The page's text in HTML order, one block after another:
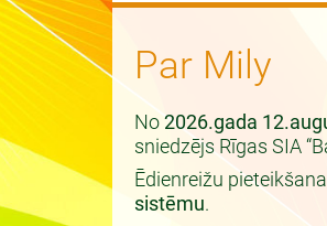
Par Mily
No 2026.gada
sniedzējs Rīgas SIA
Ēdienreižu
sistēmu.